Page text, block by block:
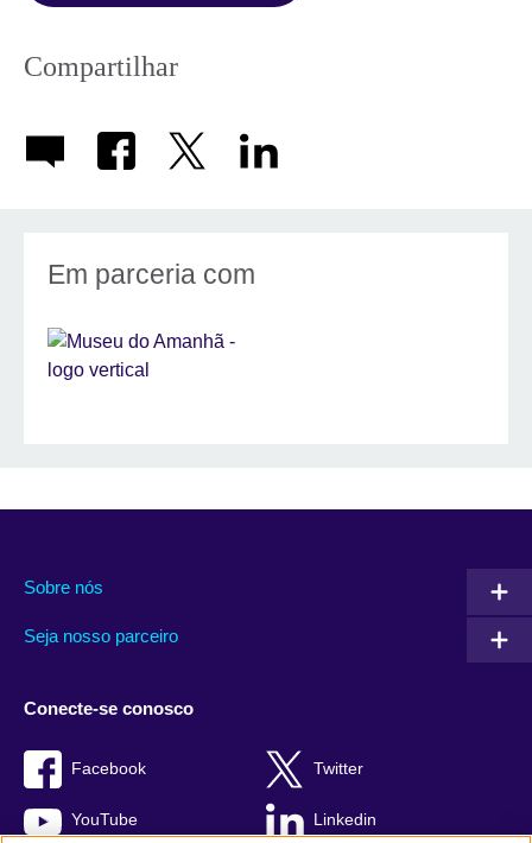
Compartilhar
Em parceria com
Sobre nós
Seja nosso parceiro
Conecte-se conosco
Facebook Twitter
YouTube Linkedin